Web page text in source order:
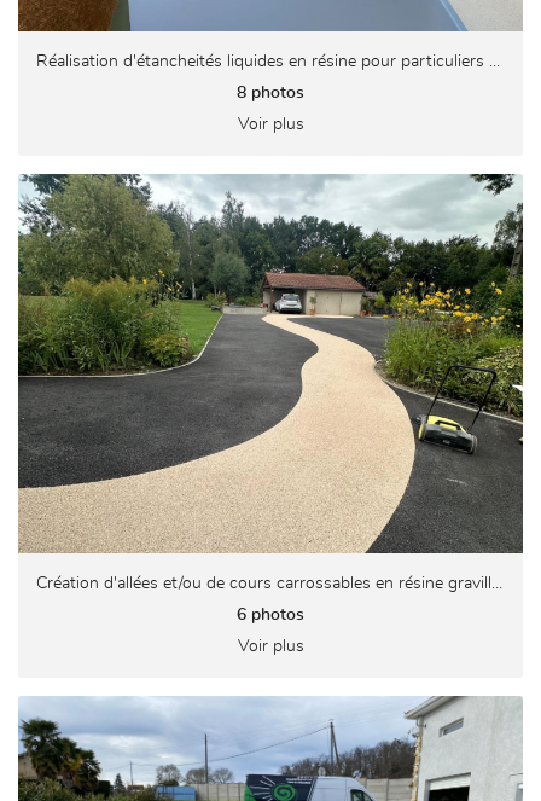
Réalisation d'étancheités liquides en résine pour particuliers et professionnels
8 photos
Voir plus
6 photos
Voir plus